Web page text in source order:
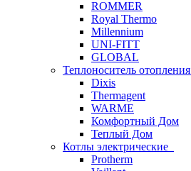
ROMMER
Royal Thermo
Millennium
UNI-FITT
GLOBAL
Теплоноситель отопления
Dixis
Thermagent
WARME
Комфортный Дом
Теплый Дом
Котлы электрические
Protherm